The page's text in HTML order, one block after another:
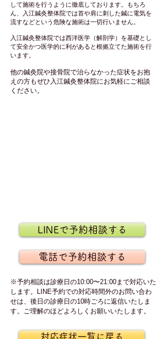
して施術を行うように徹底しております。もちろ
ん、入江鍼灸整体院では首や肩に刺した鍼に電気を
流すなどという危険な施術は一切行いません。
入江鍼灸整体院では西洋医学（解剖学）を基礎とし
て安全かつ医学的に利があると根拠立てた施術を行
います。
他の鍼灸院や接骨院で治らなかった症状をお抱
えの方もぜひ入江鍼灸整体院にお気軽にご相談
ください。
LINEで予約相談する
電話で予約相談する
※予約相談は診療日の10:00〜21:00まで対応いた
します。LINE予約での対応時間外のお問い合わ
せは、後日の診療日の10時ごろに返信いたしま
す。ご理解のほどよろしくお願いいたします。
対応症状一覧に戻る